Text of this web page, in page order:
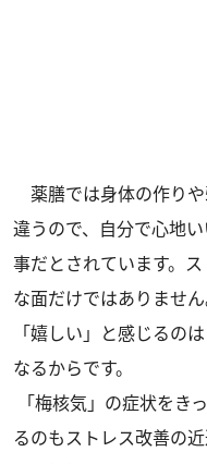
薬膳では身体の作り
違うので、自分で心地
事だとされています。
な面だけではありませ
「嬉しい」と感じるの
なるからです。
「梅核気」の症状をき
るのもストレス改善の近